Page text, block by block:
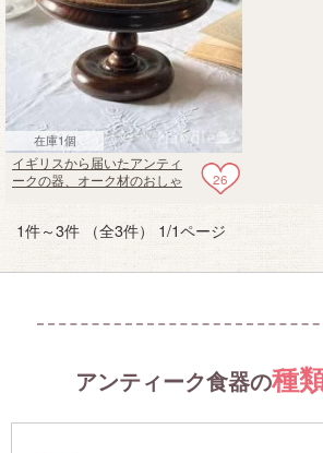
在庫1個
26
イギリスから届いたアンティ
ークの器、オーク材のおしゃ
1件～3件 （全3件） 1/1ページ
アンティーク食器の種